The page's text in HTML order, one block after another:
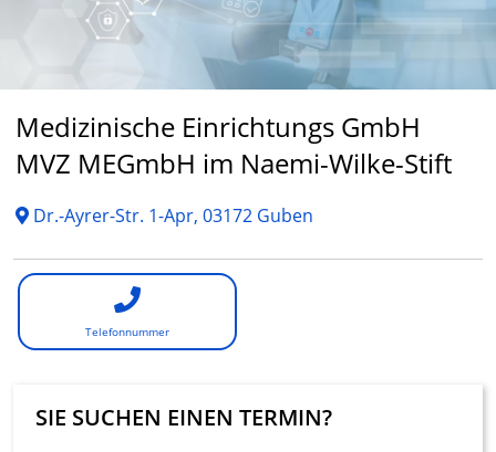
Finden
Medizinische Einrichtungs GmbH
MVZ MEGmbH im Naemi-Wilke-Stift
Dr.-Ayrer-Str. 1-Apr, 03172 Guben
Telefonnummer
SIE SUCHEN EINEN TERMIN?